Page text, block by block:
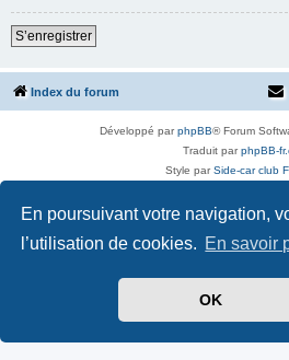
En poursuivant votre navigation,
l’utilisation de cookies. En savoir
OK
S’enregistrer
Index du forum
Développé parphpBB® Forum
Traduit parphpBB-
Style parSide-car club